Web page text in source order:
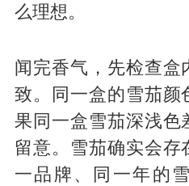
么理想。
闻完香气，先检查盒
致。同一盒的雪茄颜
果同一盒雪茄深浅色
留意。雪茄确实会存
一品牌、同一年的